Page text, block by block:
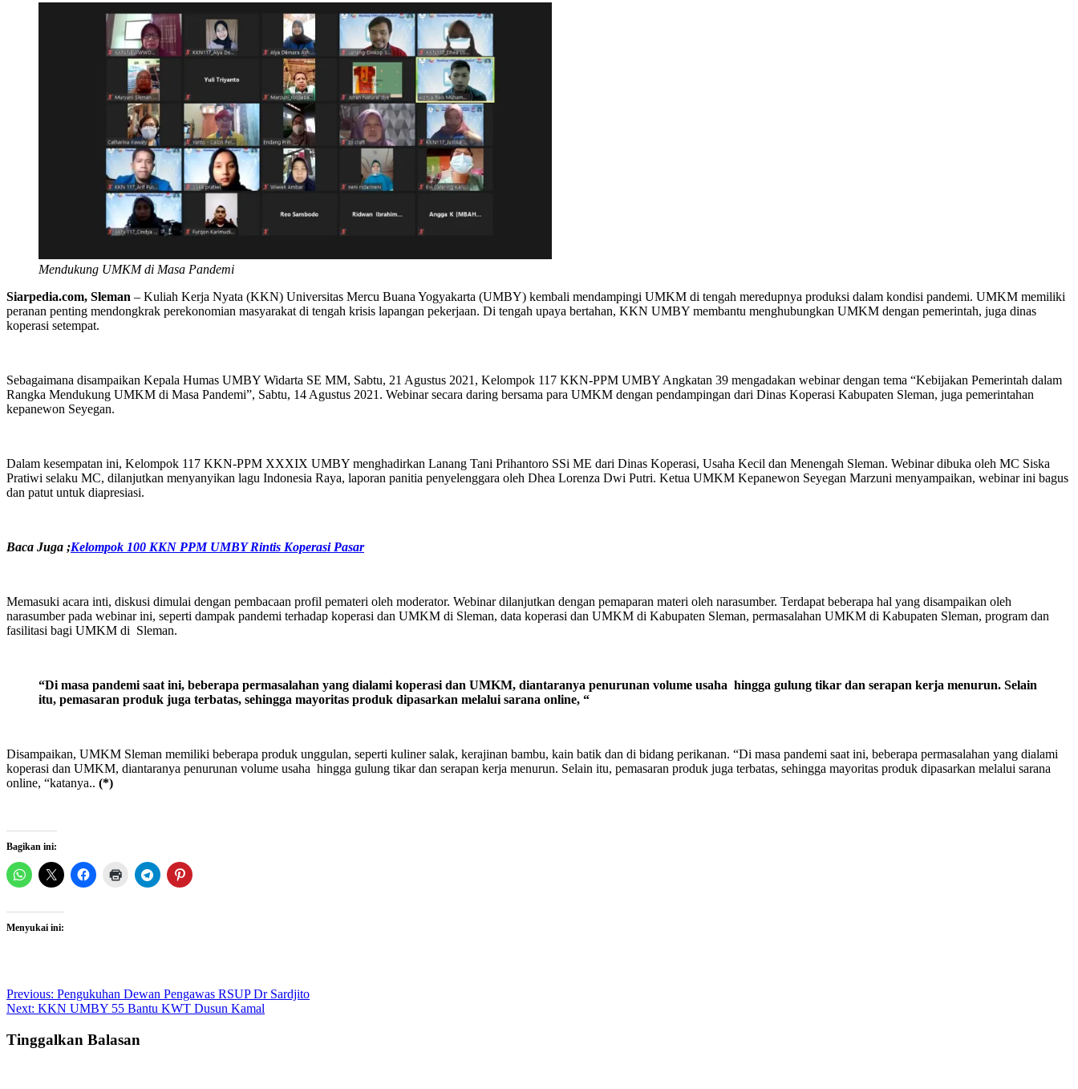
Mendukung UMKM di Masa Pandemi
Siarpedia.com, Sleman – Kuliah Kerja Nyata (KKN) Universitas Mercu Buana Yogyakarta (UMBY) kembali mendampingi UMKM di tengah meredupnya produksi dalam kondisi pandemi. UMKM memiliki
peranan penting mendongkrak perekonomian masyarakat di tengah krisis lapangan pekerjaan. Di tengah upaya bertahan, KKN UMBY membantu menghubungkan UMKM dengan pemerintah, juga dinas
koperasi setempat.
Sebagaimana disampaikan Kepala Humas UMBY Widarta SE MM, Sabtu, 21 Agustus 2021, Kelompok 117 KKN-PPM UMBY Angkatan 39 mengadakan webinar dengan tema “Kebijakan Pemerintah dalam
Rangka Mendukung UMKM di Masa Pandemi”, Sabtu, 14 Agustus 2021. Webinar secara daring bersama para UMKM dengan pendampingan dari Dinas Koperasi Kabupaten Sleman, juga pemerintahan
kepanewon Seyegan.
Dalam kesempatan ini, Kelompok 117 KKN-PPM XXXIX UMBY menghadirkan Lanang Tani Prihantoro SSi ME dari Dinas Koperasi, Usaha Kecil dan Menengah Sleman. Webinar dibuka oleh MC Siska
Pratiwi selaku MC, dilanjutkan menyanyikan lagu Indonesia Raya, laporan panitia penyelenggara oleh Dhea Lorenza Dwi Putri. Ketua UMKM Kepanewon Seyegan Marzuni menyampaikan, webinar ini bagus
dan patut untuk diapresiasi.
Baca Juga ;Kelompok 100 KKN PPM UMBY Rintis Koperasi Pasar
Memasuki acara inti, diskusi dimulai dengan pembacaan profil pemateri oleh moderator. Webinar dilanjutkan dengan pemaparan materi oleh narasumber. Terdapat beberapa hal yang disampaikan oleh
narasumber pada webinar ini, seperti dampak pandemi terhadap koperasi dan UMKM di Sleman, data koperasi dan UMKM di Kabupaten Sleman, permasalahan UMKM di Kabupaten Sleman, program dan
fasilitasi bagi UMKM di Sleman.
“Di masa pandemi saat ini, beberapa permasalahan yang dialami koperasi dan UMKM, diantaranya penurunan volume usaha hingga gulung tikar dan serapan kerja menurun. Selain
itu, pemasaran produk juga terbatas, sehingga mayoritas produk dipasarkan melalui sarana online, “
Disampaikan, UMKM Sleman memiliki beberapa produk unggulan, seperti kuliner salak, kerajinan bambu, kain batik dan di bidang perikanan. “Di masa pandemi saat ini, beberapa permasalahan yang dialami
koperasi dan UMKM, diantaranya penurunan volume usaha hingga gulung tikar dan serapan kerja menurun. Selain itu, pemasaran produk juga terbatas, sehingga mayoritas produk dipasarkan melalui sarana
online, “katanya.. (*)
Bagikan ini:
Menyukai ini:
Post
navigation
Previous: Pengukuhan Dewan Pengawas RSUP Dr Sardjito
Next: KKN UMBY 55 Bantu KWT Dusun Kamal
Tinggalkan Balasan